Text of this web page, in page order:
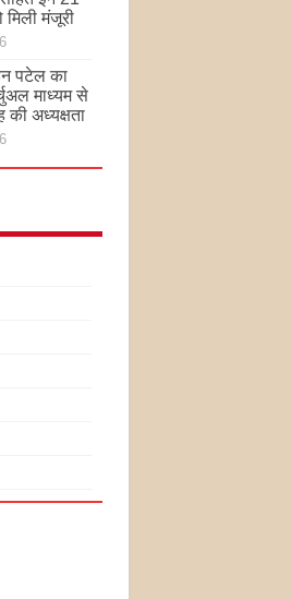
मिली मंजूरी
पटेल का
माध्यम से
की अध्यक्षता